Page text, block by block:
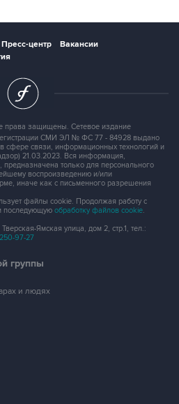
Пресс-центр
Вакансии
права защищены. Сетевое издание
СМИ ЭЛ № ФС 77 - 84928 выдано
сфере связи, информационных технологий и
21.03.2023. Вся информация,
только для персонального
воспроизведению и/или
иначе как с письменного разрешения
файлы cookie. Продолжая работу с
последующую обработку файлов cookie.
Ямская улица, дом 2, стр.1, тел.:
97-27
группы
и людях